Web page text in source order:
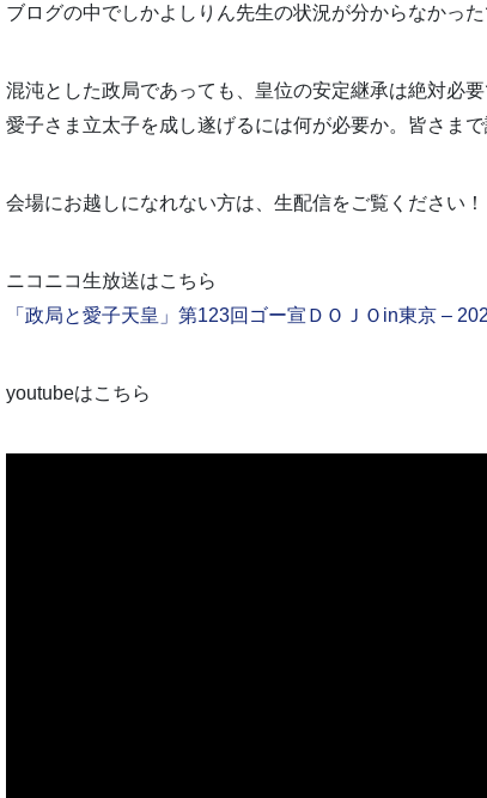
ブログの中でしかよしりん先生の状況が分からなかっ
混沌とした政局であっても、皇位の安定継承は絶対必要
愛子さま立太子を成し遂げるには何が必要か。皆さまで
会場にお越しになれない方は、生配信をご覧ください！
ニコニコ生放送はこちら
「政局と愛子天皇」第123回ゴー宣ＤＯＪＯin東京 –
youtubeはこちら